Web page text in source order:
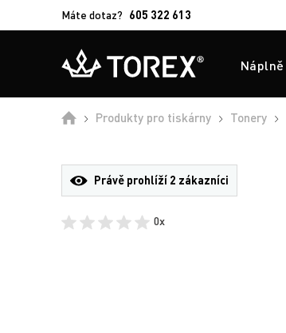
Máte dotaz? 605 322 613
Náplně
ÚvodProdukty pro tiskárny Tonery
Právě prohlíží 2 zákazníci
0x